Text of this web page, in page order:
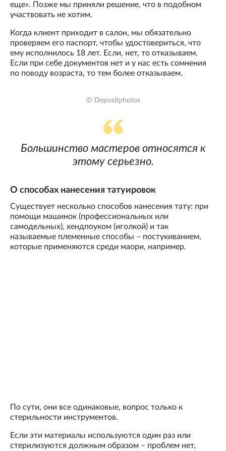
еще». Позже мы приняли решение, что в подобном
участвовать не хотим.
Когда клиент приходит в салон, мы обязательно
проверяем его паспорт, чтобы удостовериться, что
ему исполнилось 18 лет. Если, нет, то отказываем.
Если при себе документов нет и у нас есть сомнения
по поводу возраста, то тем более отказываем.
© Depositphotos
Большинство мастеров относятся к
этому серьезно.
О способах нанесения татуировок
Существует несколько способов нанесения тату: при
помощи машинок (профессиональных или
самодельных), хендпоуком (иголкой) и так
называемые племенные способы – постукиванием,
которые применяются среди маори, например.
По сути, они все одинаковые, вопрос только к
стерильности инструментов.
Если эти материалы используются один раз или
стерилизуются должным образом – проблем нет,